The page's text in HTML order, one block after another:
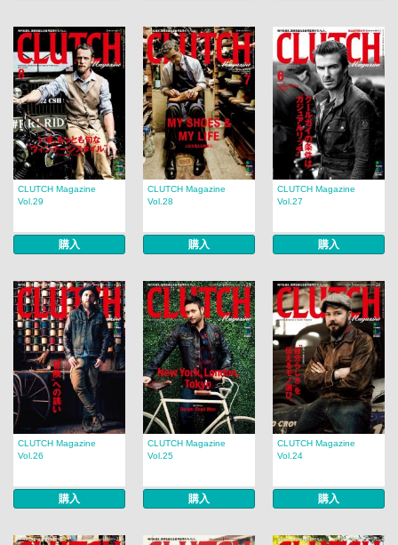
CLUTCH Magazine
Vol.29
購入
CLUTCH Magazine
Vol.28
購入
CLUTCH Magazine
Vol.27
購入
CLUTCH Magazine
Vol.26
購入
CLUTCH Magazine
Vol.25
購入
CLUTCH Magazine
Vol.24
購入